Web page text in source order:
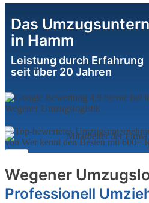
Das
in Hamm
Leistung durch Erfahrung
seit über 20 Jahren
Wegener
Professionell